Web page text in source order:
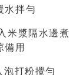
水拌勻
米漿隔水邊煮
備用
泡打粉攪勻